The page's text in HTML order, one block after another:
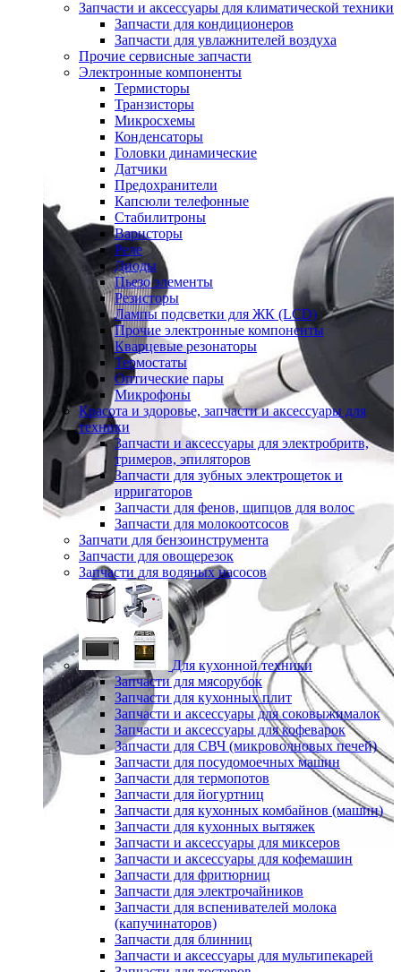
Запчасти и аксессуары для климатической техники
Запчасти для кондиционеров
Запчасти для увлажнителей воздуха
Прочие сервисные запчасти
Электронные компоненты
Термисторы
Транзисторы
Микросхемы
Конденсаторы
Головки динамические
Датчики
Предохранители
Капсюли телефонные
Стабилитроны
Варисторы
Реле
Диоды
Пьезо элементы
Резисторы
Лампы подсветки для ЖК (LCD)
Прочие электронные компоненты
Кварцевые резонаторы
Термостаты
Оптические пары
Микрофоны
Красота и здоровье, запчасти и аксессуары для
техники
Запчасти и аксессуары для электробритв,
тримеров, эпиляторов
Запчасти для зубных электрощеток и
ирригаторов
Запчасти для фенов, щипцов для волос
Запчасти для молокоотсосов
Запчати для бензоинструмента
Запчасти для овощерезок
Запчасти для водяных насосов
Для кухонной техники
Запчасти для мясорубок
Запчасти для кухонных плит
Запчасти и аксессуары для соковыжималок
Запчасти и аксессуары для кофеварок
Запчасти для СВЧ (микроволновых печей)
Запчасти для посудомоечных машин
Запчасти для термопотов
Запчасти для йогуртниц
Запчасти для кухонных комбайнов (машин)
Запчасти для кухонных вытяжек
Запчасти и аксессуары для миксеров
Запчасти и аксессуары для кофемашин
Запчасти для фритюрниц
Запчасти для электрочайников
Запчасти для вспенивателей молока
(капучинаторов)
Запчасти для блинниц
Запчасти и аксессуары для мультипекарей